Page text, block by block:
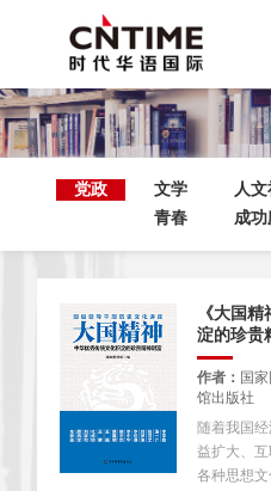
党政 文学 人
青春
成功
《大国
淀的珍贵
作者： 国
馆出版社
随着我国
益扩大、互
各种思想